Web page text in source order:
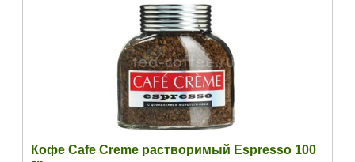
Кофе Cafe Creme растворимый Espresso 100